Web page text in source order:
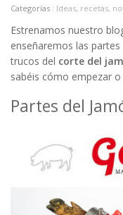
Categorías : Ideas, recetas,
Estrenamos nuestro
enseñaremos las
trucos del corte del
sabéis cómo empezar
Partes del